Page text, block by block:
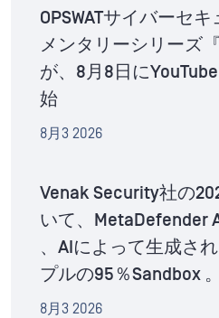
OPSWATサイバーセ
メンタリーシリーズ
が、8月8日に
始
8月3 2026
Venak Security社の
いて、MetaDefender
、AIによって生成さ
プルの95％Sandbox 。
8月3 2026